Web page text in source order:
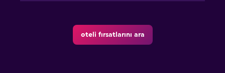
oteli fırsatlarını ara